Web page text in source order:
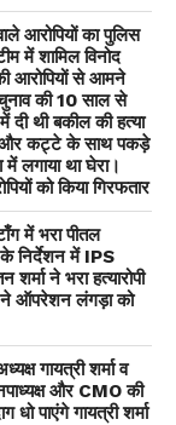
आरोपियों का पुलिस
में शामिल विनोद
आरोपियों से आमने
की 10 साल से
थी बकील की हत्या
और कट्टे के साथ पकड़े
लगाया था घेरा।
को किया गिरफतार
में भरा पीतल
निर्देशन में IPS
ने भरा हत्यारोपी
ने ऑपरेशन लंगड़ा को
गायत्री शर्मा व
और CMO की
पाएंगे गायत्री शर्मा